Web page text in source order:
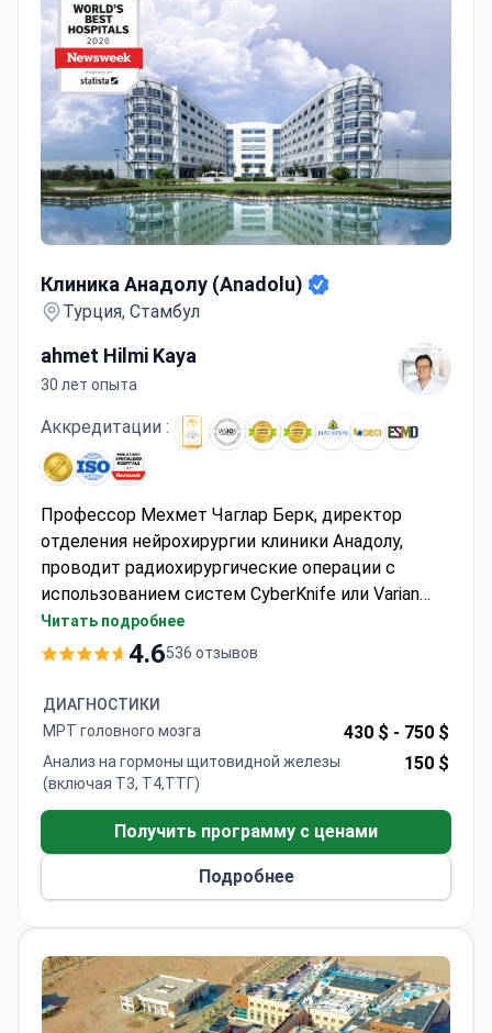
Клиника Анадолу (Anadolu)
Турция, Стамбул
ahmet Hilmi Kaya
30 лет опыта
Аккредитации :
Профессор Мехмет Чаглар Берк, директор
отделения нейрохирургии клиники Анадолу,
проводит радиохирургические операции с
использованием систем CyberKnife или Varian
Edge с точностью до 0,5 мм. Стоимость лечения
составляет примерно 5 000–8 000 долларов
амбулаторное обслуживание. Клиника
аккредитована JCI и сотрудничает с Johns
Hopkins Medicine, что позволяет проводить
мультидисциплинарные консилиумы и
аэропорта и услуги переводчика включены в
стоимость.
Читать подробнее
4.6536 отзывов
ДИАГНОСТИКИ
МРТ головного мозга
430 $ - 750 $
Анализ на гормоны щитовидной железы
(включая Т3, Т4,ТТГ)
150 $
Получить программу с ценами
Подробнее